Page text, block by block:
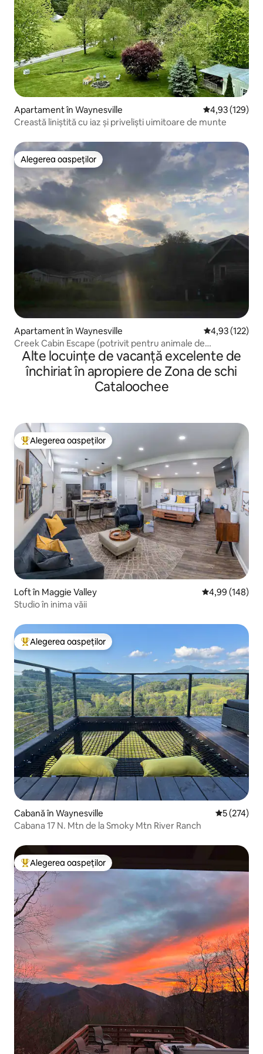
Apartament în Waynesville Scor mediu de
4,93 (129)
Creastă liniștită cu iaz și priveliști uimitoare de munte
Alegerea oaspeților
Alegerea oaspeților
Apartament în Waynesville Scor mediu
4,93 (122)
Creek Cabin Escape (potrivit pentru animale de
companie!)
Alte locuințe de vacanță excelente de
închiriat în apropiere de Zona de schi
Cataloochee
Locuință din topul categoriei Alegerea oaspeților
Alegerea oaspeților
Loft în Maggie Valley Scor mediu de
4,99 (148)
Studio în inima văii
Locuință din topul categoriei Alegerea oaspeților
Alegerea oaspeților
Cabană în Waynesville Scor mediu
5 (274)
Cabana 17 N. Mtn de la Smoky Mtn River Ranch
Locuință din topul categoriei Alegerea oaspeților
Alegerea oaspeților